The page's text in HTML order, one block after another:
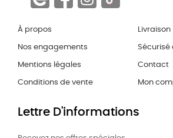
À propos
Nos engagements
Mentions légales
Conditions de vente
Livraison
Sécurisé
Contact
Mon
Lettre D'informations